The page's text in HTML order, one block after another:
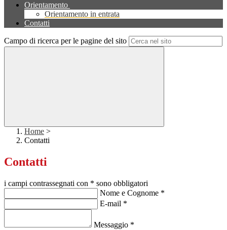
Orientamento
Orientamento in entrata
Contatti
Campo di ricerca per le pagine del sito
Home >
Contatti
Contatti
i campi contrassegnati con * sono obbligatori
Nome e Cognome *
E-mail *
Messaggio *